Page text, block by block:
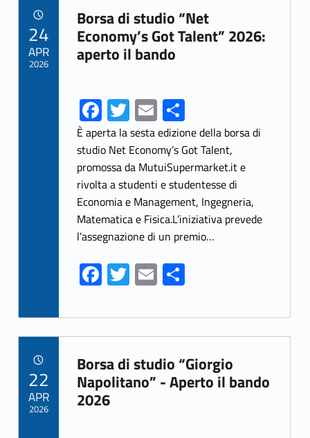
Link identifier archive #link-archive-85070
Borsa di studio “Net
Economy’s Got Talent” 2026:
aperto il bando
Fa
ce
b
o
o
k
T
w
itt
er
E
m
ai
l
S
h
ar
e
È aperta la sesta edizione della borsa di
studio Net Economy’s Got Talent,
promossa da MutuiSupermarket.it e
rivolta a studenti e studentesse di
Economia e Management, Ingegneria,
Matematica e Fisica.L’iniziativa prevede
l’assegnazione di un premio…
Fa
ce
b
o
o
k
T
w
itt
er
E
m
ai
l
S
ar
e
24
APR
2026
Link identifier archive #link-archive-61824
Borsa di studio “Giorgio
Napolitano” - Aperto il bando
2026
22
APR
2026